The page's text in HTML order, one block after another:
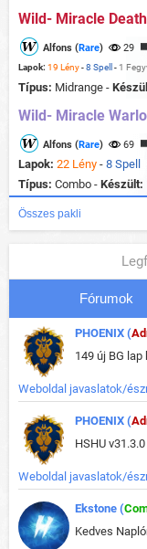
Wild- Miracle
Alfons (Rare) 29
Lapok: 19 Lény-8 Spell - 1
Típus: Midrange -
Wild- Miracle
Alfons (Rare) 69
Lapok: 22 Lény - 8 Spell
Típus: Combo - Készült:
Összes pakli
Fórumok
PHOENIX (
Weboldal javaslatok/
PHOENIX (
HSHU v31.3.0
Weboldal javaslatok/
Ekstone (
Kedves